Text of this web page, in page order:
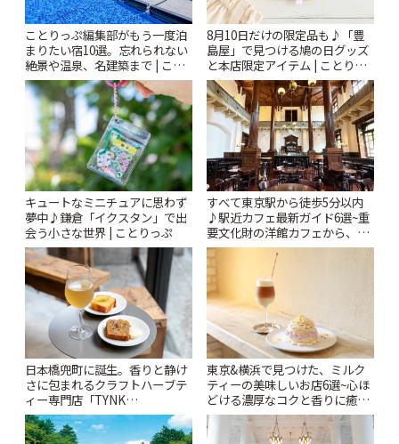
ことりっぷ編集部がもう一度泊
まりたい宿10選。忘れられない
絶景や温泉、名建築まで | こと
りっぷ
8月10日だけの限定品も♪「豊
島屋」で見つける鳩の日グッズ
と本店限定アイテム | ことりっ
ぷ
キュートなミニチュアに思わず
夢中♪鎌倉「イクスタン」で出
会う小さな世界 | ことりっぷ
すべて東京駅から徒歩5分以内
♪駅近カフェ最新ガイド6選~重
要文化財の洋館カフェから、改
札すぐのレトロ喫茶まで~ | こと
りっぷ
日本橋兜町に誕生。香りと静け
さに包まれるクラフトハーブテ
ィー専門店「TYNK
Kabutocho」 | ことりっぷ
東京&横浜で見つけた、ミルク
ティーの美味しいお店6選~心ほ
どける濃厚なコクと香りに癒や
されるティータイム~ | ことりっ
ぷ